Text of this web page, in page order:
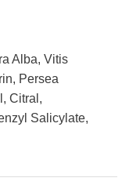
Alba, Vitis
Persea
Citral,
Salicylate,